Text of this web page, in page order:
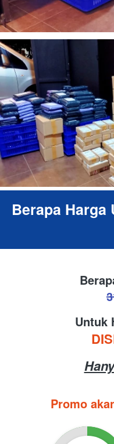
Berapa Harga
Untuk
Promo